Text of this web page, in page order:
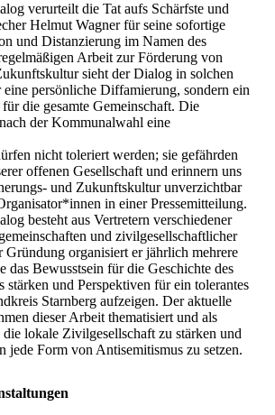
verurteilt die Tat aufs Schärfste und
Helmut Wagner für seine sofortige
und Distanzierung im Namen des
Arbeit zur Förderung von
sieht der Dialog in solchen
persönliche Diffamierung, sondern ein
die gesamte Gemeinschaft. Die
der Kommunalwahl eine
nicht toleriert werden; sie gefährden
offenen Gesellschaft und erinnern uns
und Zukunftskultur unverzichtbar
in einer Pressemitteilung.
besteht aus Vertretern verschiedener
und zivilgesellschaftlicher
Gründung organisiert er jährlich mehrere
das Bewusstsein für die Geschichte des
stärken und Perspektiven für ein tolerantes
Starnberg aufzeigen. Der aktuelle
dieser Arbeit thematisiert und als
die lokale Zivilgesellschaft zu stärken und
jede Form von Antisemitismus zu setzen.